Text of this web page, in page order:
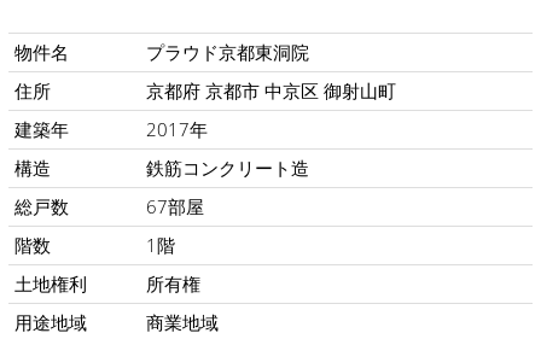
物件名
プラウド京都東洞院
住所
京都府 京都市 中京区 御射山町
建築年
2017年
構造
鉄筋コンクリート造
総戸数
67部屋
階数
1階
土地権利
所有権
用途地域
商業地域